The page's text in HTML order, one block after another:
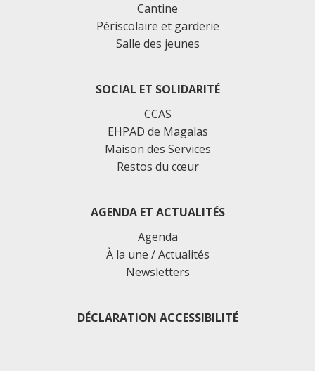
Cantine
Périscolaire et garderie
Salle des jeunes
SOCIAL ET SOLIDARITÉ
CCAS
EHPAD de Magalas
Maison des Services
Restos du cœur
AGENDA ET ACTUALITÉS
Agenda
À la une / Actualités
Newsletters
DÉCLARATION ACCESSIBILITÉ